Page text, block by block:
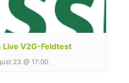
Live V2G-Feldtest
23 @ 17:00